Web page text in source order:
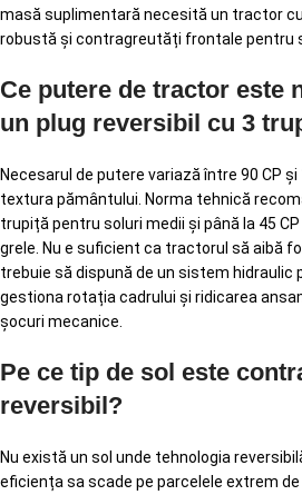
masă suplimentară necesită un tractor
robustă și contragreutăți frontale pentru
Ce putere de tractor este
un plug reversibil cu 3
Necesarul de putere variază între 90 CP și
textura pământului. Norma tehnică
trupiță pentru soluri medii și până la 45
grele. Nu e suficient ca tractorul să aibă
trebuie să dispună de un sistem hidraulic
gestiona rotația cadrului și ridicarea
șocuri mecanice.
Pe ce tip de sol este
reversibil?
Nu există un sol unde tehnologia
eficiența sa scade pe parcelele extrem